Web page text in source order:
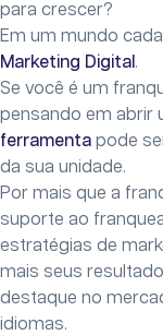
para crescer?
Em um mundo
Marketing Digital .
Se você é um
pensando em abrir
ferramenta pode
da sua unidade.
Por mais que a
suporte ao
estratégias de
mais seus
destaque no
idiomas.